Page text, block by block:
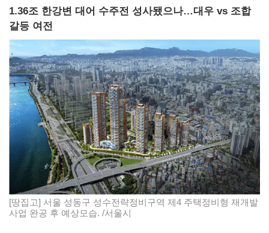
1.36조 한강변 대어 수주전 성사됐으나…대우 vs 조합
갈등 여전
[땅집고] 서울 성동구 성수전략정비구역 제4 주택정비형 재개발
사업 완공 후 예상모습. /서울시